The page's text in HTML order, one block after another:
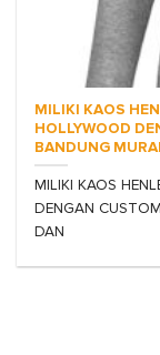
MILIKI KAOS
HOLLYWOOD
BANDUNG
MILIKI KAOS
DENGAN
DAN